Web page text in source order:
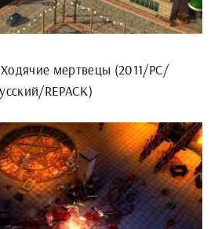
мертвецы (2011/PC/
REPACK)